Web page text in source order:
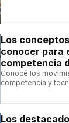
Los
conocer para
competencia
Conocé los
competencia y
Los